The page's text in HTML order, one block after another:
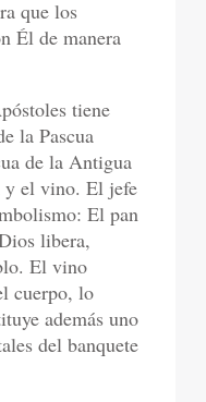
que los
Él de manera
tiene
la Pascua
de la Antigua
y el vino. El jefe
El pan
libera,
El vino
cuerpo, lo
además uno
del banquete